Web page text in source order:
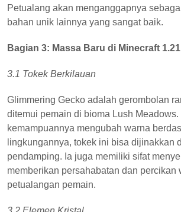
Petualang akan menganggapnya
bahan unik lainnya yang sangat baik.
Bagian 3: Massa Baru di Minecraft
3.1 Tokek Berkilauan
Glimmering Gecko adalah gerombolan
ditemui pemain di bioma Lush
kemampuannya mengubah warna
lingkungannya, tokek ini bisa dijinakkan
pendamping. Ia juga memiliki sifat
memberikan persahabatan dan percikan
petualangan pemain.